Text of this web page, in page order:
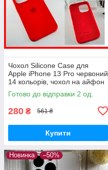
Чохол Silicone Case для
Apple iPhone 13 Pro червоний
14 кольорів, чохол на айфон
13 про з мікрофіброю
червоний
Готово до відправки 2 од.
280 ₴ 561 ₴
Купити
Новинка –50%